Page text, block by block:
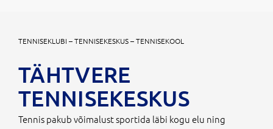
TENNISEKLUBI – TENNISEKESKUS – TENNISEKOOL
TÄHTVERE
TENNISEKESKUS
Tennis pakub võimalust sportida läbi kogu elu ning